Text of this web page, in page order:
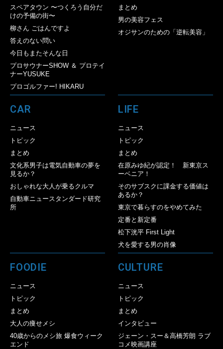
スペアタウン 〜つくろう自分だ
けの予備の街〜
柳さん ごはんですよ
答えのない問い
今日もまたそんな日
プロサウナーSHOW ＆ プロテイ
ナーYUSUKE
プロゴルファー! HIKARU
まとめ
男の美容フェス
オジサンのための「逆転美容」
CAR
ニュース
トピック
まとめ
文化系男子は電気自動車の夢を
見るか？
おしゃれな大人が乗るクルマ
自動車ニュースタンダード研究
所
LIFE
ニュース
トピック
まとめ
在原みゆ紀が認定！ 新東京ス
ーベニア！
そのサブスクに課金する価値は
あるか？
東京で暮らすのをやめてみた
定番と新定番
松下洸平 First Light
犬を愛する男の肖像
FOODIE
ニュース
トピック
まとめ
大人の痩せメシ
40歳からのメシ旅 爆食ウィーク
エンド
CULTURE
ニュース
トピック
まとめ
インタビュー
ジェーン・スー＆高橋芳朗 ラブ
コメ映画講座